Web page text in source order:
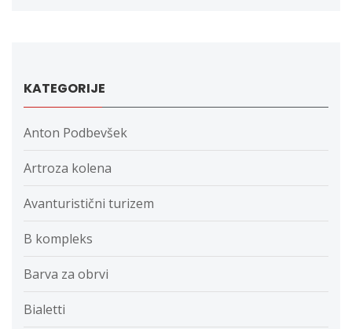
KATEGORIJE
Anton Podbevšek
Artroza kolena
Avanturistični turizem
B kompleks
Barva za obrvi
Bialetti